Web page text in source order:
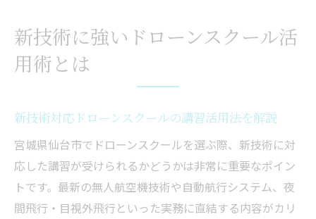
新技術に強いドローンスクール活
用術とは
新技術対応ドローンスクールの講習活用法を解説
宮城県仙台市でドローンスクールを選ぶ際、新技術に対
応した講習が受けられるかどうかは非常に重要なポイン
トです。最新の無人航空機技術や自動航行システム、夜
間飛行・目視外飛行といった実務に直結する内容がカリ